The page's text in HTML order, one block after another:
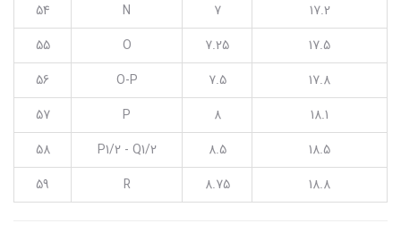
17.2
7
N
54
17.5
7.25
O
55
17.8
7.5
O-P
56
18.1
8
P
57
18.5
8.5
P1/2 - Q1/2
58
18.8
8.75
R
59